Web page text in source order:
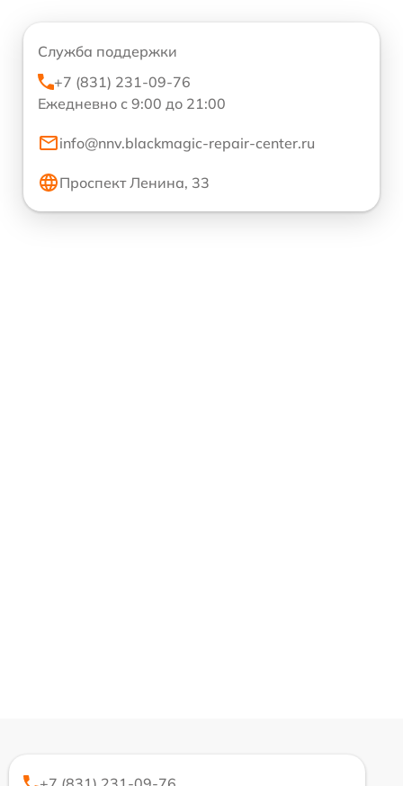
Служба поддержки
+7 (831) 231-09-76
Ежедневно с 9:00 до 21:00
info@nnv.blackmagic-repair-center.ru
Проспект Ленина, 33